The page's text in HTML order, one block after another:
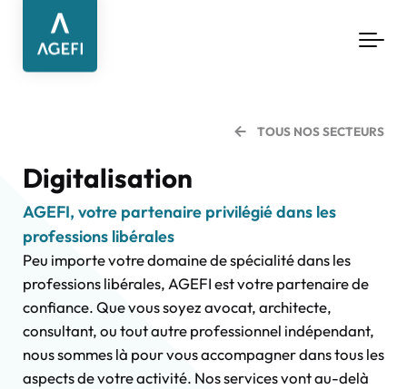
Aller au contenu principal
TOUS NOS SECTEURS
Digitalisation
AGEFI, votre partenaire privilégié dans les
professions libérales
Peu importe votre domaine de spécialité dans les
professions libérales, AGEFI est votre partenaire de
confiance. Que vous soyez avocat, architecte,
consultant, ou tout autre professionnel indépendant,
nous sommes là pour vous accompagner dans tous les
aspects de votre activité. Nos services vont au-delà